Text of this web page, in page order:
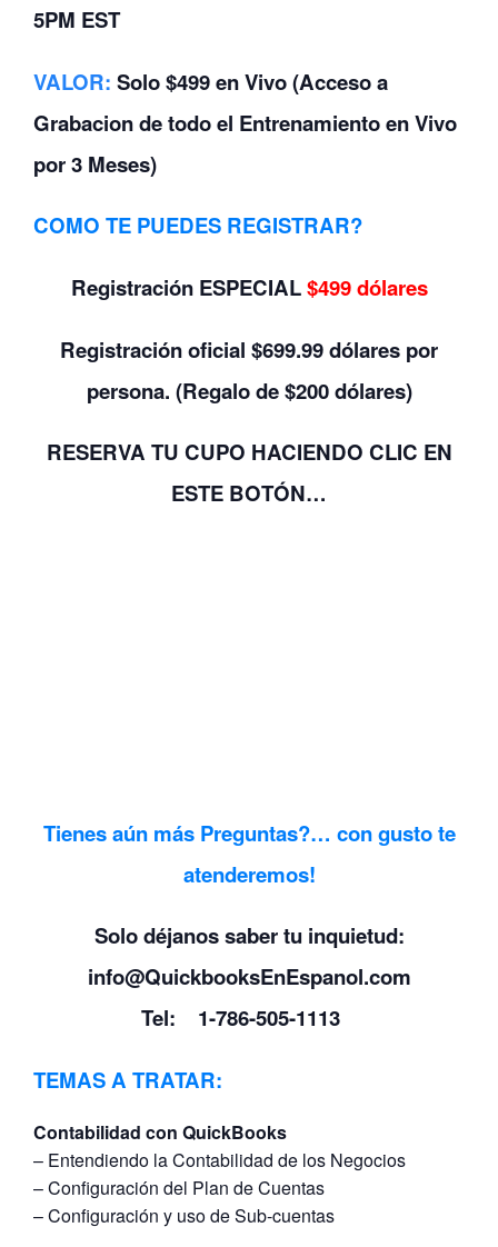
5PM EST
VALOR: Solo $499 en Vivo (Acceso a
Grabacion de todo el Entrenamiento en Vivo
por 3 Meses)
COMO TE PUEDES REGISTRAR?
Registración ESPECIAL$499 dólares
Registración oficial $699.99 dólares por
persona. (Regalo de $200 dólares)
RESERVA TU CUPO HACIENDO CLIC EN
ESTE BOTÓN…
Tienes aún más Preguntas?… con gusto te
atenderemos!
Solo déjanos saber tu inquietud:
info@QuickbooksEnEspanol.com
Tel: 1-786-505-1113
TEMAS A TRATAR:
Contabilidad con QuickBooks
– Entendiendo la Contabilidad de los Negocios
– Configuración del Plan de Cuentas
– Configuración y uso de Sub-cuentas